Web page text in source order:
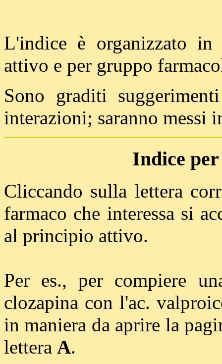
L'indice è organizzato
attivo e per gruppo
Sono graditi
interazioni; saranno messi
Indice
Cliccando sulla lettera
farmaco che interessa si
al principio attivo.
Per es., per compiere
clozapina con l'ac.
in maniera da aprire la
lettera A.